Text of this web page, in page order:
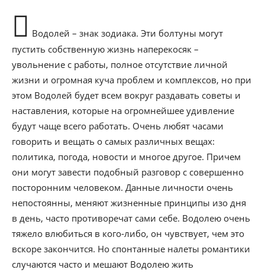
Водолей – знак зодиака. Эти болтуны могут
пустить собственную жизнь наперекосяк –
увольнение с работы, полное отсутствие личной
жизни и огромная куча проблем и комплексов, но при
этом Водолей будет всем вокруг раздавать советы и
наставления, которые на огромнейшее удивление
будут чаще всего работать. Очень любят часами
говорить и вещать о самых различных вещах:
политика, погода, новости и многое другое. Причем
они могут завести подобный разговор с совершенно
посторонним человеком. Данные личности очень
непостоянны, меняют жизненные принципы изо дня
в день, часто противоречат сами себе. Водолею очень
тяжело влюбиться в кого-либо, он чувствует, чем это
вскоре закончится. Но спонтанные налеты романтики
случаются часто и мешают Водолею жить